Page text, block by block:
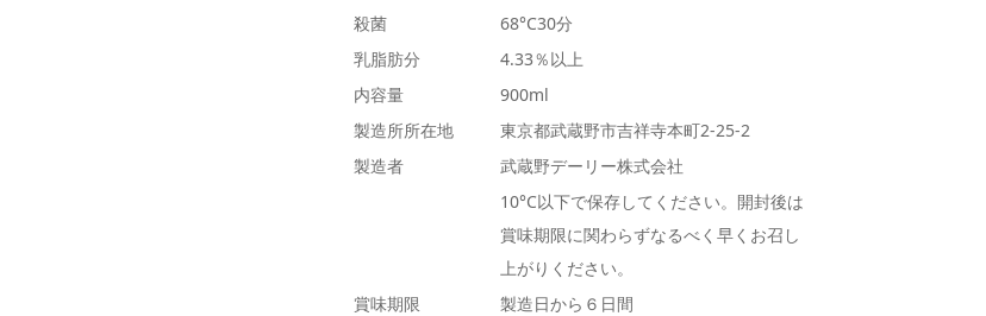
殺菌
68°C30分
乳脂肪分
4.33％以上
内容量
900ml
製造所所在地
東京都武蔵野市吉祥寺本町2-25-2
製造者
武蔵野デーリー株式会社
10°C以下で保存してください。開封後は
賞味期限に関わらずなるべく早くお召し
上がりください。
賞味期限
製造日から６日間